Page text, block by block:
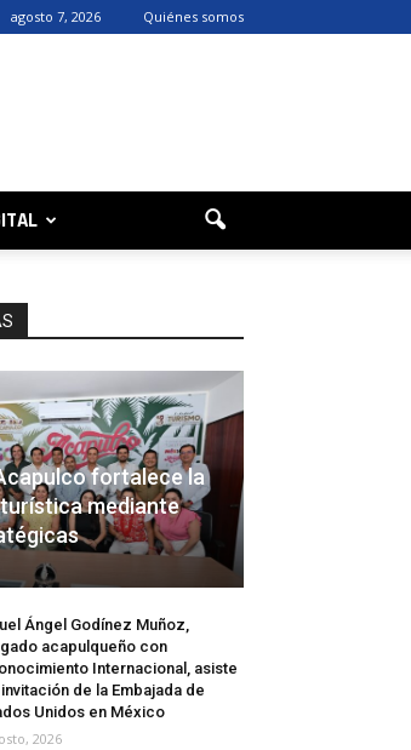
agosto 7, 2026 Quiénes somos
fortalece la
mediante
Ángel Godínez Muñoz,
acapulqueño con
Internacional, asiste
de la Embajada de
Unidos en México
2026